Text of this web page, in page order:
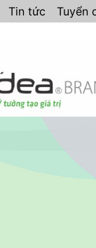
Tin tức Tuyển